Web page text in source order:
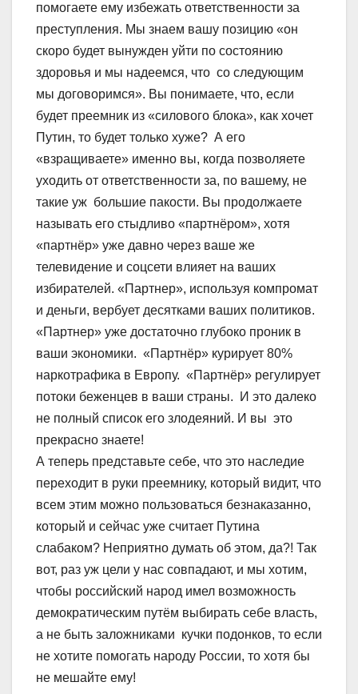
помогаете ему избежать ответственности за
преступления. Мы знаем вашу позицию «он
скоро будет вынужден уйти по состоянию
здоровья и мы надеемся, что со следующим
мы договоримся». Вы понимаете, что, если
будет преемник из «силового блока», как хочет
Путин, то будет только хуже? А его
«взращиваете» именно вы, когда позволяете
уходить от ответственности за, по вашему, не
такие уж большие пакости. Вы продолжаете
называть его стыдливо «партнёром», хотя
«партнёр» уже давно через ваше же
телевидение и соцсети влияет на ваших
избирателей. «Партнер», используя компромат
и деньги, вербует десятками ваших политиков.
«Партнер» уже достаточно глубоко проник в
ваши экономики. «Партнёр» курирует 80%
наркотрафика в Европу. «Партнёр» регулирует
потоки беженцев в ваши страны. И это далеко
не полный список его злодеяний. И вы это
прекрасно знаете!
А теперь представьте себе, что это наследие
переходит в руки преемнику, который видит, что
всем этим можно пользоваться безнаказанно,
который и сейчас уже считает Путина
слабаком? Неприятно думать об этом, да?! Так
вот, раз уж цели у нас совпадают, и мы хотим,
чтобы российский народ имел возможность
демократическим путём выбирать себе власть,
а не быть заложниками кучки подонков, то если
не хотите помогать народу России, то хотя бы
не мешайте ему!